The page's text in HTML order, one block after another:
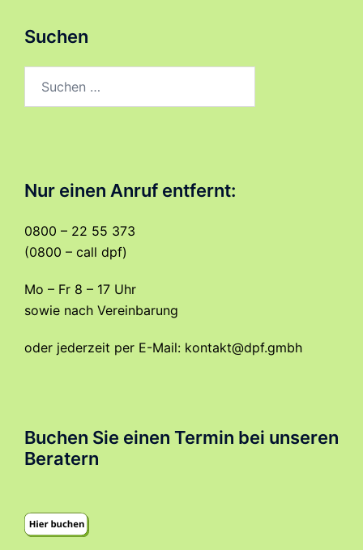
Suchen
nach:
Nur einen Anruf entfernt:
0800 – 22 55 373
(0800 – call dpf)
Mo – Fr 8 – 17 Uhr
sowie nach Vereinbarung
oder jederzeit per E-Mail: kontakt@dpf.gmbh
Buchen Sie einen Termin bei unseren
Beratern